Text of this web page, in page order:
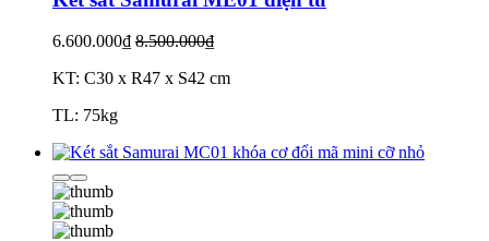
6.600.000₫ 8.500.000₫
KT: C30 x R47 x S42 cm
TL: 75kg